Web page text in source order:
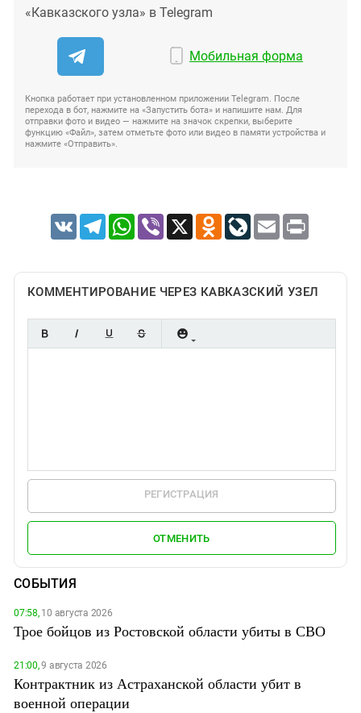
«Кавказского узла» в Telegram
Мобильная форма
Кнопка работает при установленном приложении Telegram. После
перехода в бот, нажмите на «Запустить бота» и напишите нам. Для
отправки фото и видео — нажмите на значок скрепки, выберите
функцию «Файл», затем отметьте фото или видео в памяти устройства и
нажмите «Отправить».
VK TelegramWhatsApp
Viber X Odnoklassniki
LiveJournal
Email Print
КОММЕНТИРОВАНИЕ ЧЕРЕЗ КАВКАЗСКИЙ УЗЕЛ
РЕГИСТРАЦИЯ
ОТМЕНИТЬ
СОБЫТИЯ
07:58,10 августа 2026
Трое бойцов из Ростовской области убиты в СВО
21:00,9 августа 2026
Контрактник из Астраханской области убит в
военной операции